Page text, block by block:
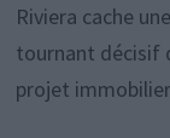
Riviera cache
tournant décisif
projet